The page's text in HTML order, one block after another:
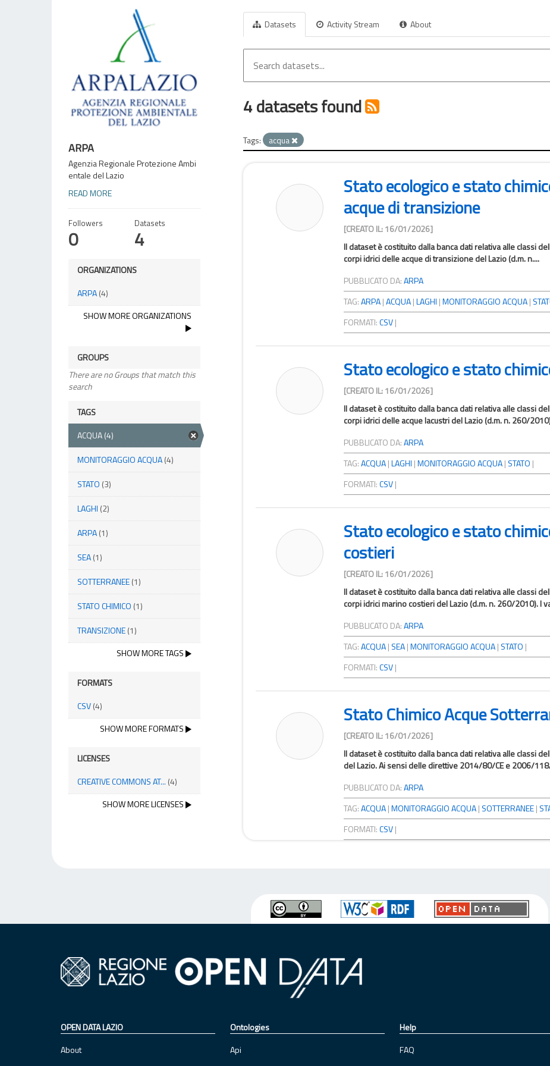
ARPA
Agenzia Regionale Protezione Ambi
entale del Lazio
READ MORE
Followers
0
Datasets
4
ORGANIZATIONS
ARPA(4)
SHOW MORE ORGANIZATIONS
GROUPS
There are no Groups that match this
search
TAGS
ACQUA(4)
MONITORAGGIO ACQUA(4)
STATO (3)
LAGHI (2)
ARPA(1)
SEA(1)
SOTTERRANEE(1)
STATO CHIMICO (1)
TRANSIZIONE(1)
SHOW MORE TAGS
FORMATS
CSV(4)
SHOW MORE FORMATS
LICENSES
CREATIVE COMMONS AT... (4)
SHOW MORE LICENSES
Datasets Activity Stream About
4 datasets found
Tags: acqua
Stato ecologico e stato
acque di transizione
[CREATO IL: 16/01/2026]
Il dataset è costituito dalla banca dati relativa alle classi
corpi idrici delle acque di transizione del Lazio (d.m. n....
PUBBLICATO DA:ARPA
TAG:ARPA |ACQUA |LAGHI |MONITORAGGIO ACQUA |
FORMATI:CSV |
Stato ecologico e stato
[CREATO IL: 16/01/2026]
Il dataset è costituito dalla banca dati relativa alle classi
corpi idrici delle acque lacustri del Lazio (d.m. n. 260/
PUBBLICATO DA:ARPA
TAG:ACQUA |LAGHI |MONITORAGGIO ACQUA | STATO |
FORMATI:CSV |
Stato ecologico e stato
costieri
[CREATO IL: 16/01/2026]
Il dataset è costituito dalla banca dati relativa alle classi
corpi idrici marino costieri del Lazio (d.m. n. 260/2010). I
PUBBLICATO DA:ARPA
TAG:ACQUA | SEA |MONITORAGGIO ACQUA | STATO |
FORMATI:CSV |
Stato Chimico Acque
[CREATO IL: 16/01/2026]
Il dataset è costituito dalla banca dati relativa alle classi
del Lazio. Ai sensi delle direttive 2014/80/CE e 2006/
PUBBLICATO DA:ARPA
TAG:ACQUA |MONITORAGGIO ACQUA | SOTTERRANEE |
FORMATI:CSV |
OPEN DATA LAZIO
About
Ontologies
Api
Help
FAQ